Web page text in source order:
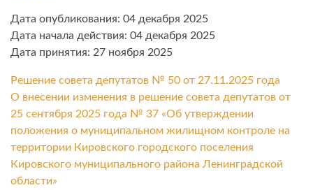
Дата опубликования: 04 декабря 2025
Дата начала действия: 04 декабря 2025
Дата принятия: 27 ноября 2025
Решение совета депутатов № 50 от 27.11.2025 года
О внесении изменения в решение совета депутатов от
25 сентября 2025 года № 37 «Об утверждении
положения о муниципальном жилищном контроле на
территории Кировского городского поселения
Кировского муниципального района Ленинградской
области»